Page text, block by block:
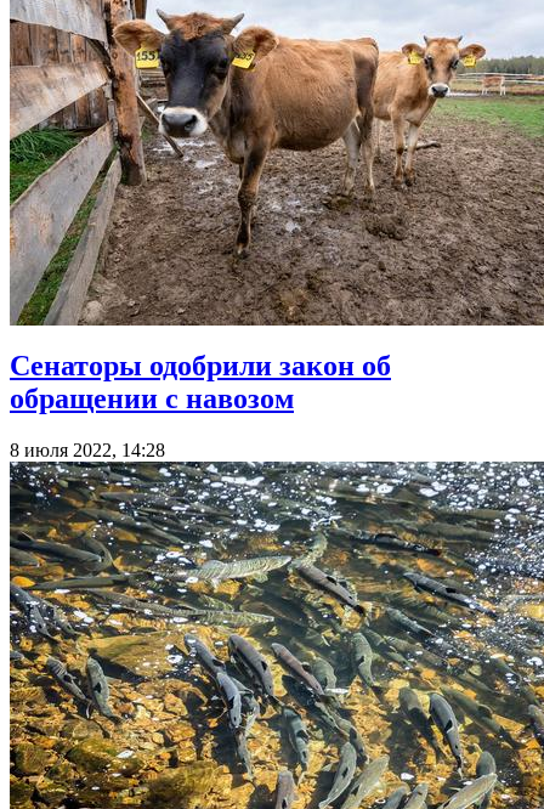
Сенаторы одобрили закон об
обращении с навозом
8 июля 2022, 14:28